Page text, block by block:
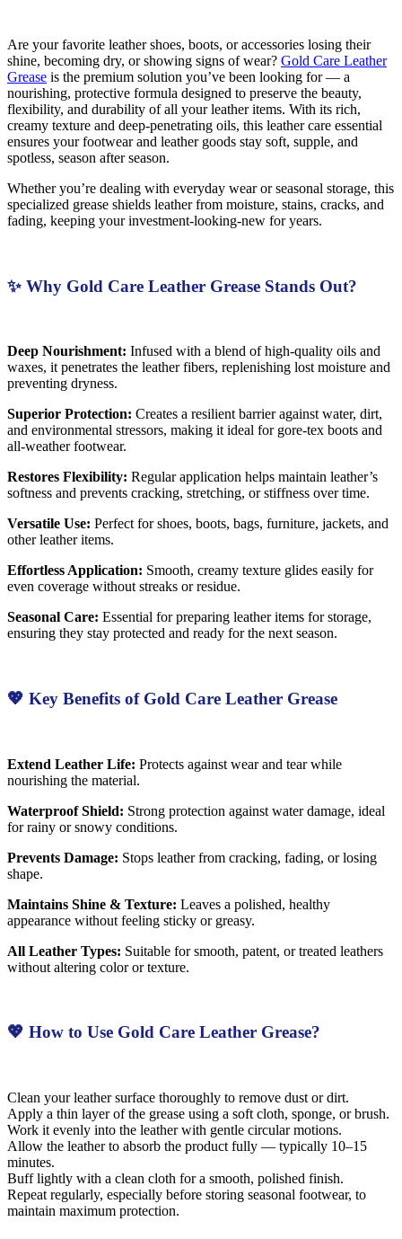
Are your favorite leather shoes, boots, or accessories losing their
shine, becoming dry, or showing signs of wear? Gold Care Leather
Grease is the premium solution you’ve been looking for — a
nourishing, protective formula designed to preserve the beauty,
flexibility, and durability of all your leather items. With its rich,
creamy texture and deep-penetrating oils, this leather care essential
ensures your footwear and leather goods stay soft, supple, and
spotless, season after season.
Whether you’re dealing with everyday wear or seasonal storage, this
specialized grease shields leather from moisture, stains, cracks, and
fading, keeping your investment-looking-new for years.
✨ Why Gold Care Leather Grease Stands Out?
Deep Nourishment: Infused with a blend of high-quality oils and
waxes, it penetrates the leather fibers, replenishing lost moisture and
preventing dryness.
Superior Protection: Creates a resilient barrier against water, dirt,
and environmental stressors, making it ideal for gore-tex boots and
all-weather footwear.
Restores Flexibility: Regular application helps maintain leather’s
softness and prevents cracking, stretching, or stiffness over time.
Versatile Use: Perfect for shoes, boots, bags, furniture, jackets, and
other leather items.
Effortless Application: Smooth, creamy texture glides easily for
even coverage without streaks or residue.
Seasonal Care: Essential for preparing leather items for storage,
ensuring they stay protected and ready for the next season.
💖 Key Benefits of Gold Care Leather Grease
Extend Leather Life: Protects against wear and tear while
nourishing the material.
Waterproof Shield: Strong protection against water damage, ideal
for rainy or snowy conditions.
Prevents Damage: Stops leather from cracking, fading, or losing
shape.
Maintains Shine & Texture: Leaves a polished, healthy
appearance without feeling sticky or greasy.
All Leather Types: Suitable for smooth, patent, or treated leathers
without altering color or texture.
💖 How to Use Gold Care Leather Grease?
Clean your leather surface thoroughly to remove dust or dirt.
Apply a thin layer of the grease using a soft cloth, sponge, or brush.
Work it evenly into the leather with gentle circular motions.
Allow the leather to absorb the product fully — typically 10–15
minutes.
Buff lightly with a clean cloth for a smooth, polished finish.
Repeat regularly, especially before storing seasonal footwear, to
maintain maximum protection.